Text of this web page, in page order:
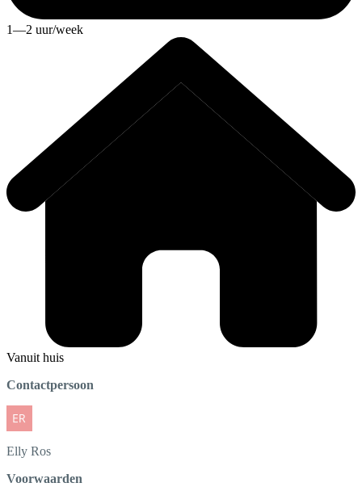
1—2 uur/week
Vanuit huis
Contactpersoon
Elly Ros
Voorwaarden